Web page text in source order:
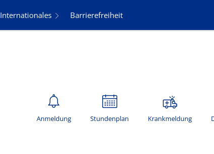
Internationales Barrierefreiheit
Anmeldung Stundenplan Krankmeldung